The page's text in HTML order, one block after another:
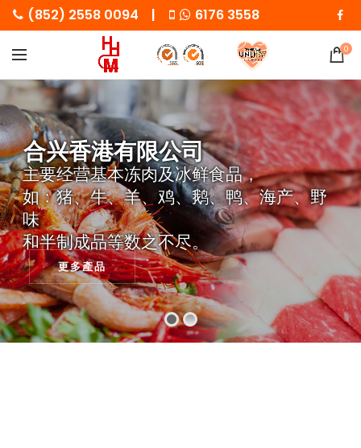
(852) 2558 0094 | 6176 3558
0
主要经营基本冻肉及冰鲜食品，
如﹕猪、牛、羊、鸡、鹅、鸭、海产、野
味
和半制成品等数之不尽。
合兴香港有限公司
更多產品